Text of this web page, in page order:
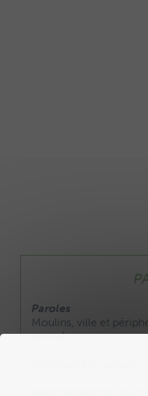
Paroles
Moulins, ville et
par an).
Abonnement annuel :
Abonnement au